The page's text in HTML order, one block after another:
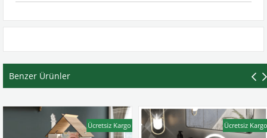
Benzer Ürünler
Ücretsiz Kargo Ücretsiz Kargo